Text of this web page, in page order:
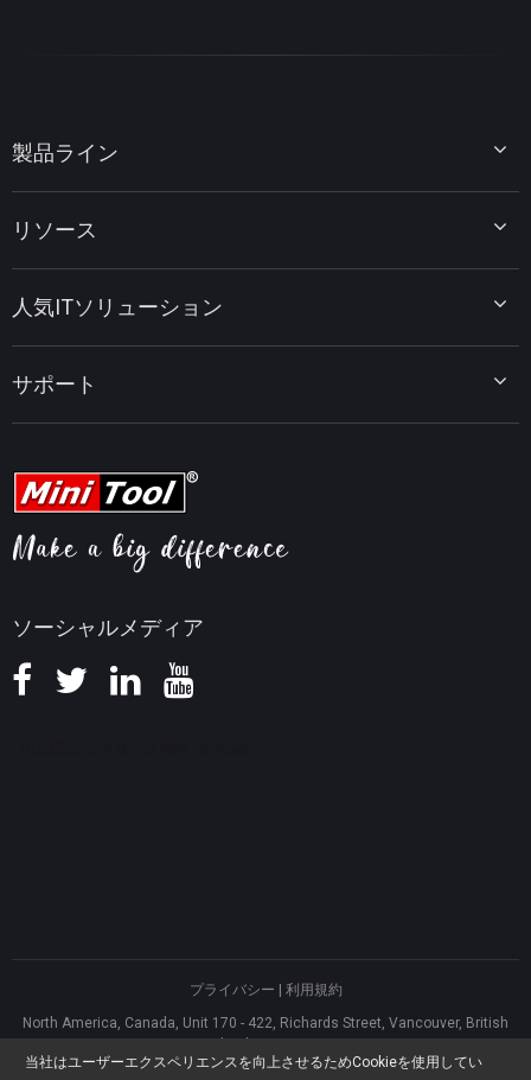
当社はユーザーエクスペリエンスを向上させるためCookieを使用してい
ソーシャルメディア
製品ライン
MiniTool Power Data Recovery
MiniTool PDF Editor
MiniTool MovieMaker
MiniTool uTube Downloader
リソース
データ復元ヒント
PDF編集ヒント
動画編集ヒント
ビデオ変換ヒント
画面録画ヒント
知識ベース
人気ITソリューション
MiniTool ニュースセンター
サポート
ヘルプ
プライバシー | 利用規約
North America, Canada, Unit 170 - 422, Richards Street, Vancouver, British
Columbia, V6B 2Z4
Asia, Hong Kong, Suite 820,8/F., Ocean Centre, Harbour City, 5 Canton Road,